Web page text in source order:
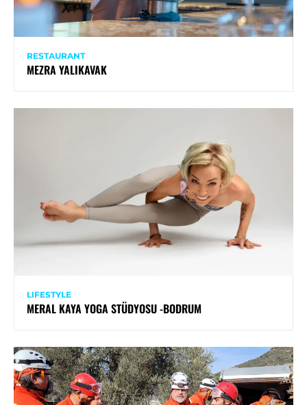
RESTAURANT
MEZRA YALIKAVAK
LIFESTYLE
MERAL KAYA YOGA STÜDYOSU -BODRUM